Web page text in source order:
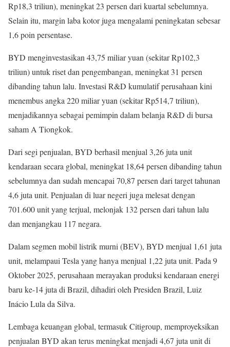
Rp18,3 triliun), meningkat 23 persen dari kuartal sebelumnya.
Selain itu, margin laba kotor juga mengalami peningkatan sebesar
1,6 poin persentase.
BYD menginvestasikan 43,75 miliar yuan (sekitar Rp102,3
triliun) untuk riset dan pengembangan, meningkat 31 persen
dibanding tahun lalu. Investasi R&D kumulatif perusahaan kini
menembus angka 220 miliar yuan (sekitar Rp514,7 triliun),
menjadikannya sebagai pemimpin dalam belanja R&D di bursa
saham A Tiongkok.
Dari segi penjualan, BYD berhasil menjual 3,26 juta unit
kendaraan secara global, meningkat 18,64 persen dibanding tahun
sebelumnya dan sudah mencapai 70,87 persen dari target tahunan
4,6 juta unit. Penjualan di luar negeri juga melesat dengan
701.600 unit yang terjual, melonjak 132 persen dari tahun lalu
dan menjangkau 117 negara.
Dalam segmen mobil listrik murni (BEV), BYD menjual 1,61 juta
unit, melampaui Tesla yang hanya menjual 1,22 juta unit. Pada 9
Oktober 2025, perusahaan merayakan produksi kendaraan energi
baru ke-14 juta di Brazil, dihadiri oleh Presiden Brazil, Luiz
Inácio Lula da Silva.
Lembaga keuangan global, termasuk Citigroup, memproyeksikan
penjualan BYD akan terus meningkat menjadi 4,67 juta unit di